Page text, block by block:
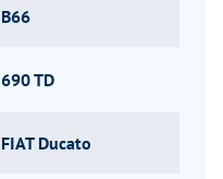
B66
690 TD
FIAT Ducato